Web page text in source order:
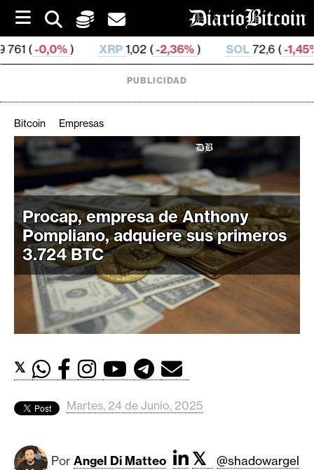
i
p
t
o
XRP1,02 ( -2,36%) SOL72,6 ( -1,45%) TRX
r
i
p
t
o
M
e
r
c
a
o
i
PUBLICIDAD
Bitcoin Empresas
Procap, empresa de Anthony
Pompliano, adquiere sus primeros
3.724 BTC
𝕏
Martes, 24 de Junio, 2025
Por Angel Di Matteo 𝕏
@shadowargel